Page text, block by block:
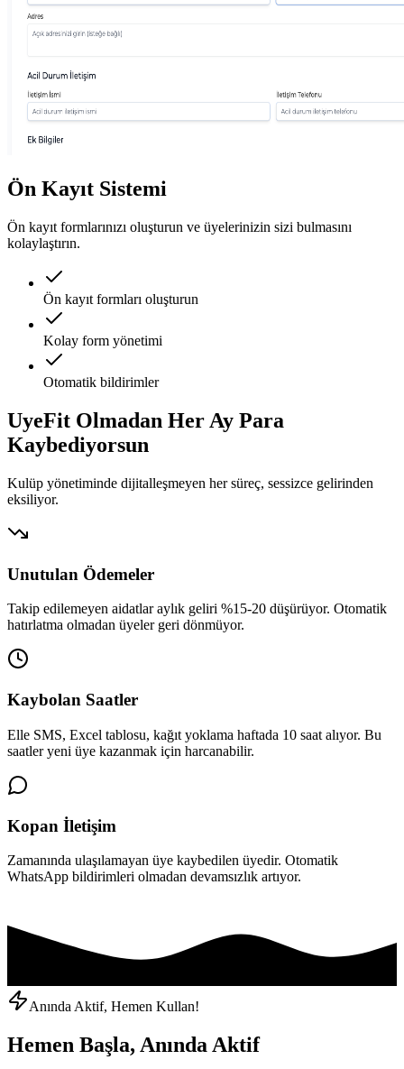
Ön Kayıt Sistemi
Ön kayıt formlarınızı oluşturun ve üyelerinizin sizi bulmasını
kolaylaştırın.
Ön kayıt formları oluşturun
Kolay form yönetimi
Otomatik bildirimler
UyeFit Olmadan Her Ay Para
Kaybediyorsun
Kulüp yönetiminde dijitalleşmeyen her süreç, sessizce gelirinden
eksiliyor.
Unutulan Ödemeler
Takip edilemeyen aidatlar aylık geliri %15-20 düşürüyor. Otomatik
hatırlatma olmadan üyeler geri dönmüyor.
Kaybolan Saatler
Elle SMS, Excel tablosu, kağıt yoklama haftada 10 saat alıyor. Bu
saatler yeni üye kazanmak için harcanabilir.
Kopan İletişim
Zamanında ulaşılamayan üye kaybedilen üyedir. Otomatik
WhatsApp bildirimleri olmadan devamsızlık artıyor.
Anında Aktif, Hemen Kullan!
Hemen Başla, Anında Aktif